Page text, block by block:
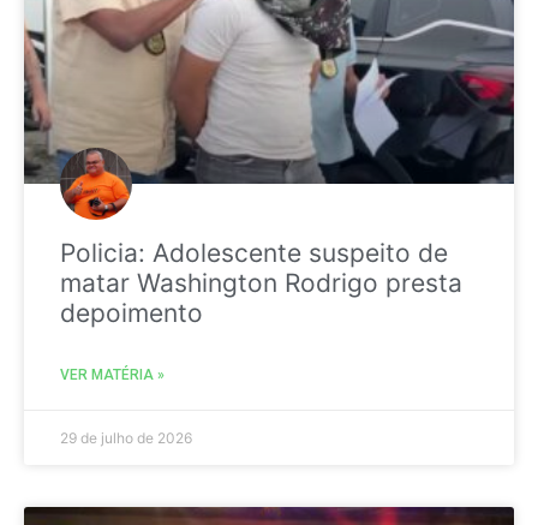
Policia: Adolescente suspeito de
matar Washington Rodrigo presta
depoimento
VER MATÉRIA »
29 de julho de 2026